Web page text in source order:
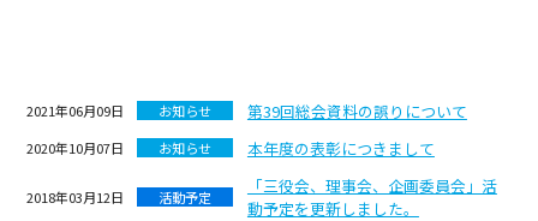
2021年06月09日 お知らせ 第39回総会資料の誤りについて
2020年10月07日 お知らせ 本年度の表彰につきまして
2018年03月12日 活動予定
「三役会、理事会、企画委員会」活
動予定を更新しました。